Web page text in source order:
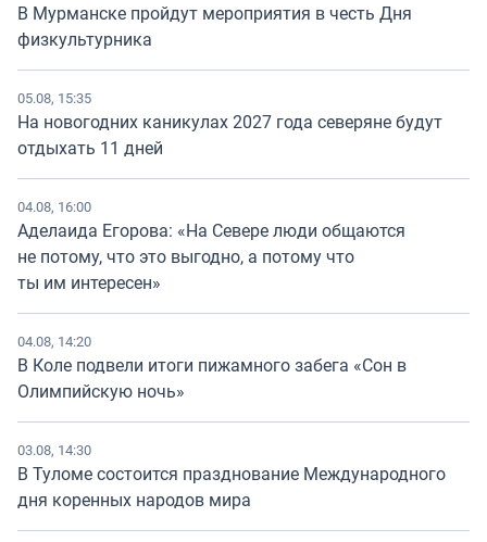
В Мурманске пройдут мероприятия в честь Дня
физкультурника
05.08, 15:35
На новогодних каникулах 2027 года северяне будут
отдыхать 11 дней
04.08, 16:00
Аделаида Егорова: «На Севере люди общаются
не потому, что это выгодно, а потому что
ты им интересен»
04.08, 14:20
В Коле подвели итоги пижамного забега «Сон в
Олимпийскую ночь»
03.08, 14:30
В Туломе состоится празднование Международного
дня коренных народов мира